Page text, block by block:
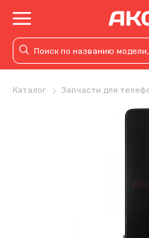
Каталог Запчасти для